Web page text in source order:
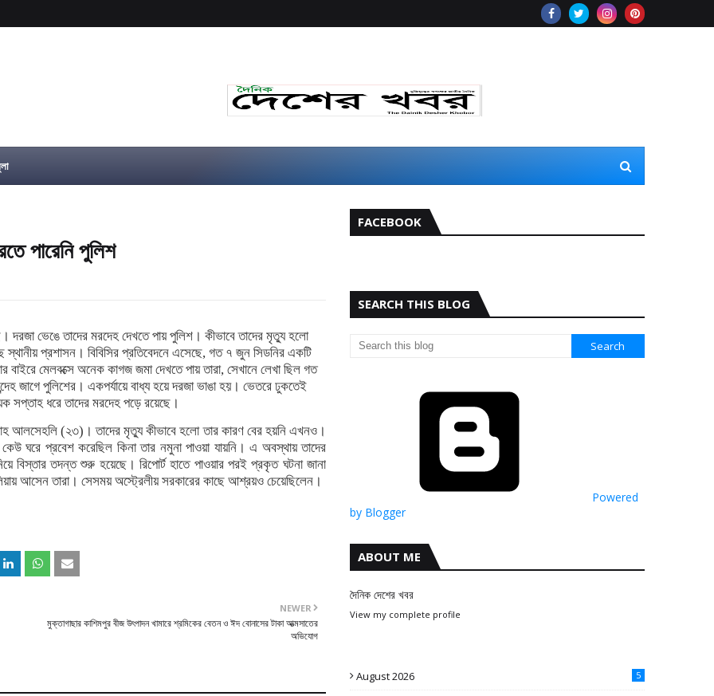
পারেনি পুলিশ
দরজা ভেঙে তাদের মরদেহ দেখতে পায় পুলিশ। কীভাবে তাদের মৃত্যু হলো
প্রশাসন। বিবিসির প্রতিবেদনে এসেছে, গত ৭ জুন সিডনির একটি
বাইরে মেলবক্সে অনেক কাগজ জমা দেখতে পায় তারা, সেখানে লেখা ছিল গত
জাগে পুলিশের। একপর্যায়ে বাধ্য হয়ে দরজা ভাঙা হয়। ভেতরে ঢুকতেই
সপ্তাহ ধরে তাদের মরদেহ পড়ে রয়েছে।
(২৩)। তাদের মৃত্যু কীভাবে হলো তার কারণ বের হয়নি এখনও।
ঘরে প্রবেশ করেছিল কিনা তার নমুনা পাওয়া যায়নি। এ অবস্থায় তাদের
বিস্তার তদন্ত শুরু হয়েছে। রিপোর্ট হাতে পাওয়ার পরই প্রকৃত ঘটনা জানা
আসেন তারা। সেসময় অস্ট্রেলীয় সরকারের কাছে আশ্রয়ও চেয়েছিলেন।
NEWER
মুক্তাগাছার কাশিমপুর বীজ উৎপাদন খামারে শ্রমিকের বেতন ও ঈদ বোনাসের টাকা আত্মসাতের
অভিযোগ
FACEBOOK
SEARCH THIS BLOG
Powered
by Blogger
ABOUT ME
দৈনিক দেশের খবর
View my complete profile
August 2026 5